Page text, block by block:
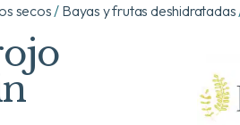
secos/ Bayas y frutas deshidratadas